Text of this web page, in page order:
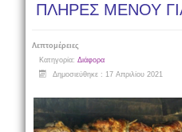
ΠΛΗΡΕΣ ΜΕΝΟΥ
Λεπτομέρειες
Κατηγορία: Διάφορα
Δημοσιεύθηκε : 17 Απριλίου 2021